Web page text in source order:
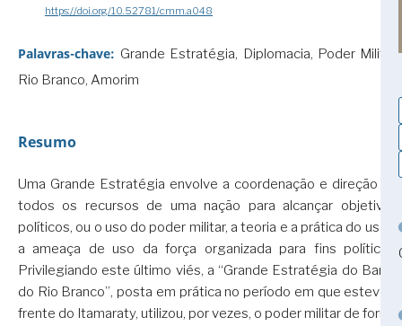
https://doi.org/10.52781/cmm.a048
Palavras-chave: Grande Estratégia, Diplomacia, Poder Militar,
Rio Branco, Amorim
Resumo
Uma Grande Estratégia envolve a coordenação e direção de
todos os recursos de uma nação para alcançar objetivos
políticos, ou o uso do poder militar, a teoria e a prática do uso e
a ameaça de uso da força organizada para fins políticos.
Privilegiando este último viés, a “Grande Estratégia do Barão
do Rio Branco”, posta em prática no período em que esteve à
frente do Itamaraty, utilizou, por vezes, o poder militar de forma